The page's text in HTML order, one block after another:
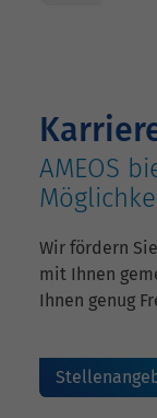
AMEOS
Wir fördern
mit Ihnen
Ihnen genug